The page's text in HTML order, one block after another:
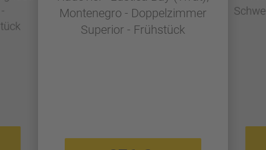
Montenegro - Doppelzimmer
Superior - Frühstück